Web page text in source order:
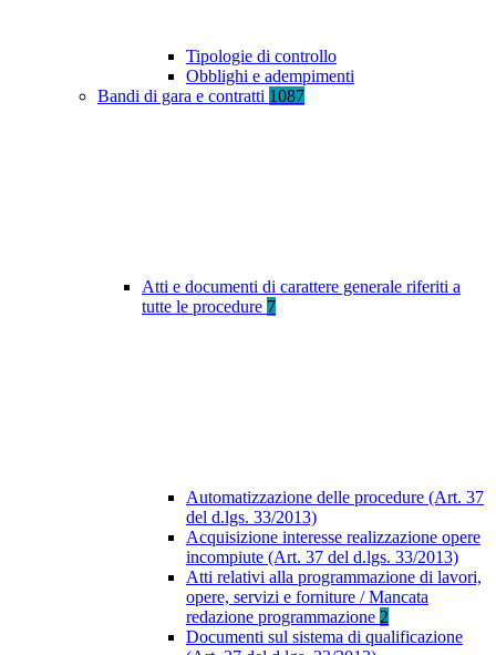
Tipologie di controllo
Obblighi e adempimenti
Bandi di gara e contratti 1087
Atti e documenti di carattere generale riferiti a
tutte le procedure 7
Automatizzazione delle procedure (Art. 37
del d.lgs. 33/2013)
Acquisizione interesse realizzazione opere
incompiute (Art. 37 del d.lgs. 33/2013)
Atti relativi alla programmazione di lavori,
opere, servizi e forniture / Mancata
redazione programmazione 2
Documenti sul sistema di qualificazione